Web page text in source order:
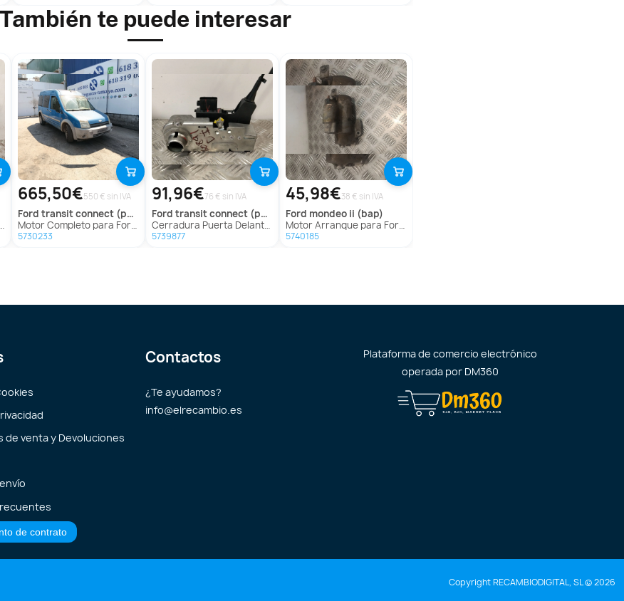
También te puede interesar
665,50€550 € sin IVA
ford transit connect (p65_, p70_, p80_)
Motor Completo para Ford Transit Connect (P65_, P70_, P80_)
5730233
91,96€76 € sin IVA
ford transit connect (p65_, p70_, p80_)
Cerradura Puerta Delantera Izquierda para Ford Transit Connect (P65_, P70_, P80_)
5739877
45,98€38 € sin IVA
ford mondeo ii (bap)
Motor Arranque para Ford Mondeo Ii (Bap)
5740185
de venta y Devoluciones
de contrato
Contactos
¿Te ayudamos?
info@elrecambio.es
Plataforma de comercio electrónico
operada por DM360
Copyright RECAMBIODIGITAL, SL © 2026